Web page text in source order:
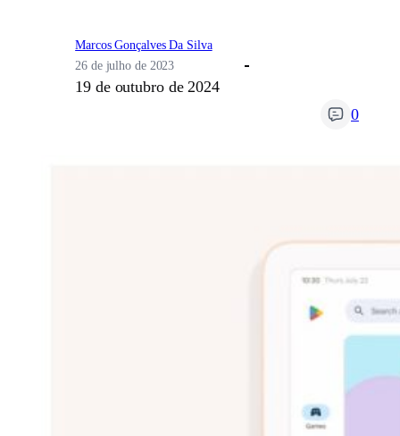
Marcos Gonçalves Da Silva
26 de julho de 2023
19 de outubro de 2024
0